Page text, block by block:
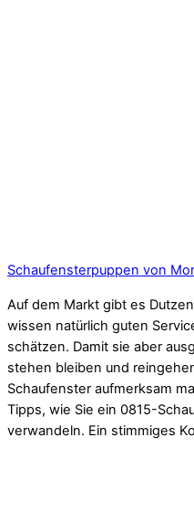
Schaufensterpuppen von
Auf dem Markt gibt es
wissen natürlich guten
schätzen. Damit sie aber
stehen bleiben und
Schaufenster aufmerksam
Tipps, wie Sie ein 0815-
verwandeln. Ein stimmiges